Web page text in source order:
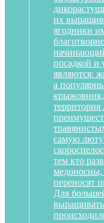
их
ягодники
посадкой
являются:
а
крыжовник,
территория
самую
тем кто
медоносны,
переносят
Для